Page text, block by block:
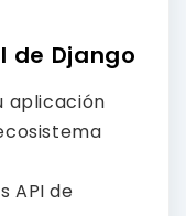
de Django
aplicación
API de